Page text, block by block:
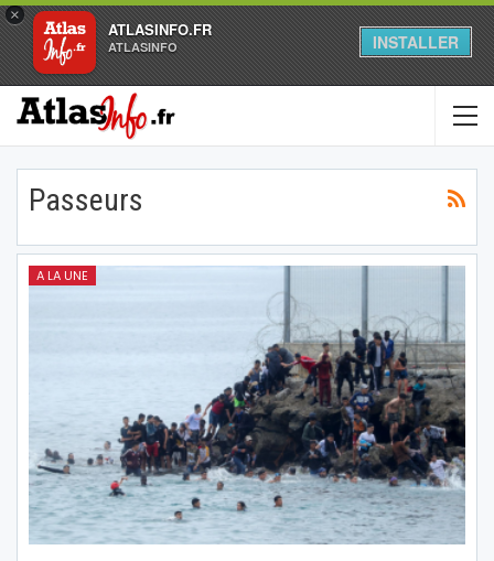
×
ATLASINFO.FR
ATLASINFO INSTALLER
Passeurs
A LA UNE